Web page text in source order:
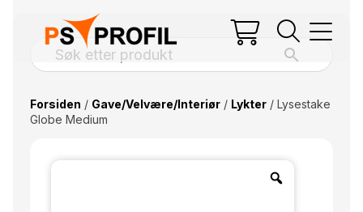
Forsiden / Gave/Velvære/Interiør/ Lykter/ Lysestake
Globe Medium